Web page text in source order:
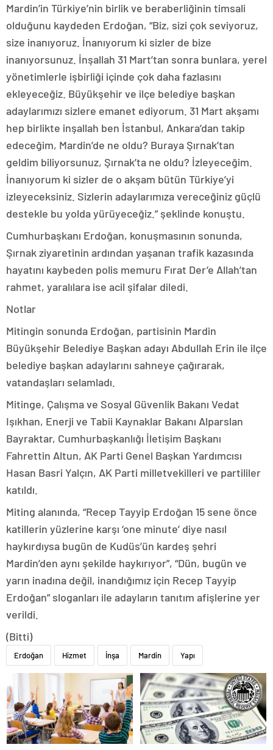
Mardin’in Türkiye’nin birlik ve beraberliğinin timsali
olduğunu kaydeden Erdoğan, “Biz, sizi çok seviyoruz,
size inanıyoruz. İnanıyorum ki sizler de bize
inanıyorsunuz. İnşallah 31 Mart’tan sonra bunlara, yerel
yönetimlerle işbirliği içinde çok daha fazlasını
ekleyeceğiz. Büyükşehir ve ilçe belediye başkan
adaylarımızı sizlere emanet ediyorum. 31 Mart akşamı
hep birlikte inşallah ben İstanbul, Ankara’dan takip
edeceğim, Mardin’de ne oldu? Buraya Şırnak’tan
geldim biliyorsunuz, Şırnak’ta ne oldu? İzleyeceğim.
İnanıyorum ki sizler de o akşam bütün Türkiye’yi
izleyeceksiniz. Sizlerin adaylarımıza vereceğiniz güçlü
destekle bu yolda yürüyeceğiz.” şeklinde konuştu.
Cumhurbaşkanı Erdoğan, konuşmasının sonunda,
Şırnak ziyaretinin ardından yaşanan trafik kazasında
hayatını kaybeden polis memuru Fırat Der’e Allah’tan
rahmet, yaralılara ise acil şifalar diledi.
Notlar
Mitingin sonunda Erdoğan, partisinin Mardin
Büyükşehir Belediye Başkan adayı Abdullah Erin ile ilçe
belediye başkan adaylarını sahneye çağırarak,
vatandaşları selamladı.
Mitinge, Çalışma ve Sosyal Güvenlik Bakanı Vedat
Işıkhan, Enerji ve Tabii Kaynaklar Bakanı Alparslan
Bayraktar, Cumhurbaşkanlığı İletişim Başkanı
Fahrettin Altun, AK Parti Genel Başkan Yardımcısı
Hasan Basri Yalçın, AK Parti milletvekilleri ve partililer
katıldı.
Miting alanında, “Recep Tayyip Erdoğan 15 sene önce
katillerin yüzlerine karşı ‘one minute’ diye nasıl
haykırdıysa bugün de Kudüs’ün kardeş şehri
Mardin’den aynı şekilde haykırıyor”, “Dün, bugün ve
yarın inadına değil, inandığımız için Recep Tayyip
Erdoğan” sloganları ile adayların tanıtım afişlerine yer
verildi.
(Bitti)
Erdoğan Hizmet İnşa Mardin Yapı